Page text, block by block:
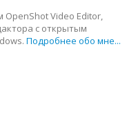
OpenShot Video Editor,
с открытым
Подробнее обо мне...